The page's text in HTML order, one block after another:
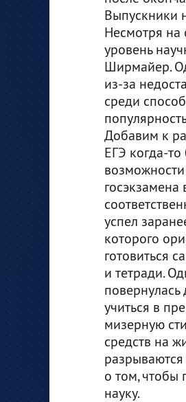
Выпускники
Несмотря на
уровень
Ширмайер.
из-за
среди
Добавим к
ЕГЭ когда-
возможности
госэкзамена
успел
которого
готовиться
и тетради.
учиться в
мизерную
средств на
о том, чтобы
науку.